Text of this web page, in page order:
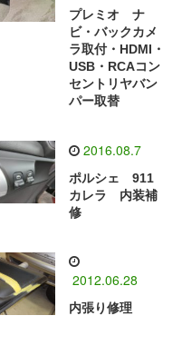
プレミオ ナ
ビ・バックカメ
ラ取付・HDMI・
USB・RCAコン
セントリヤバン
パー取替
2016.08.7
ポルシェ 911
カレラ 内装補
修
2012.06.28
内張り修理